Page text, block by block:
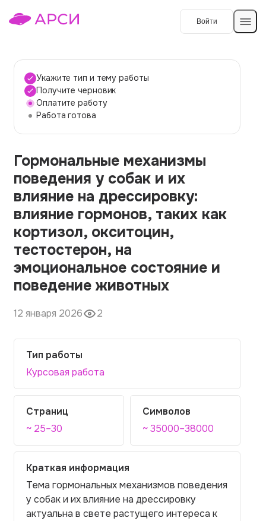
Войти
Темы работ
О сервисе
О компании
Наши гарантии
Порядок оплаты
Вопросы и ответы
Отзывы
Контакты
Укажите тип и тему работы
Получите черновик
Оплатите работу
Работа готова
Гормональные механизмы
поведения у собак и их
влияние на дрессировку:
влияние гормонов, таких как
кортизол, окситоцин,
тестостерон, на
эмоциональное состояние и
поведение животных
12 января 2026 2
Тип работы
Курсовая работа
Страниц
~ 25–30
Символов
~ 35000–38000
Краткая информация
Тема гормональных механизмов поведения
у собак и их влияние на дрессировку
актуальна в свете растущего интереса к